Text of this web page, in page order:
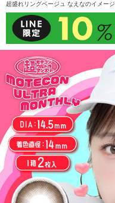
超盛れリングベージュ なえなのイメージ